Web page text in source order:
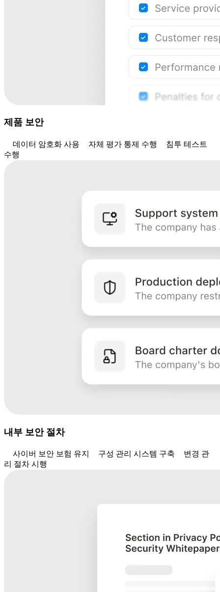
제품 보안
데이터 암호화 사용 자체 평가 통제 수행
침투 테스트
수행
내부 보안 절차
사이버 보안 보험 유지 구성 관리 시스템 구축
변경 관
리 절차 시행